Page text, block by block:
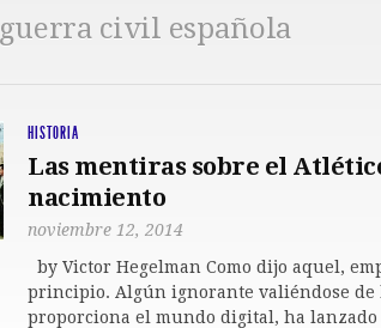
guerra civil española
HISTORIA
Las mentiras sobre el
nacimiento
noviembre 12, 2014
by Victor Hegelman Como dijo aquel,
principio. Algún ignorante valiéndose de
proporciona el mundo digital, ha